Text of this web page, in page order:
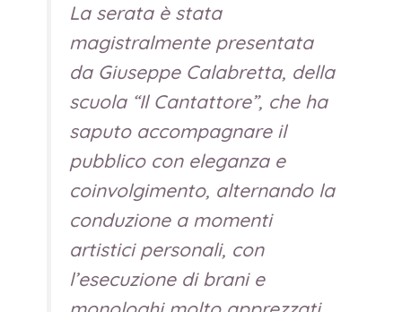
La serata è stata
magistralmente presentata
da Giuseppe Calabretta, della
scuola “Il Cantattore”, che ha
saputo accompagnare il
pubblico con eleganza e
coinvolgimento, alternando la
conduzione a momenti
artistici personali, con
l’esecuzione di brani e